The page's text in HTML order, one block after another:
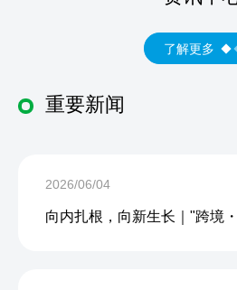
了解更多
重要新闻
2026/06/04